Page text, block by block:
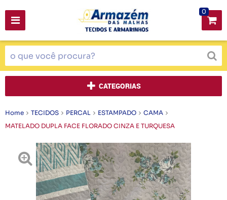
0
CATEGORIAS
Home TECIDOS PERCAL ESTAMPADO
CAMA
MATELADO DUPLA FACE FLORADO CINZA E TURQUESA